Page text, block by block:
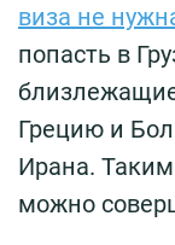
виза не
попасть в
Грецию и
Ирана.
можно